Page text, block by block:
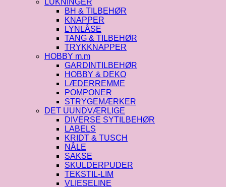
LUKNINGER
BH & TILBEHØR
KNAPPER
LYNLÅSE
TANG & TILBEHØR
TRYKKNAPPER
HOBBY m.m
GARDINTILBEHØR
HOBBY & DEKO
LÆDERREMME
POMPONER
STRYGEMÆRKER
DET UUNDVÆRLIGE
DIVERSE SYTILBEHØR
LABELS
KRIDT & TUSCH
NÅLE
SAKSE
SKULDERPUDER
TEKSTIL-LIM
VLIESELINE